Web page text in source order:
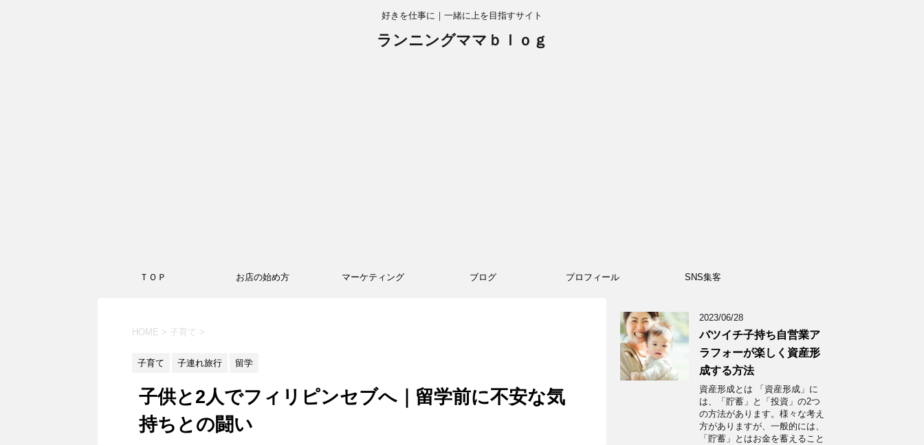
好きを仕事に｜一緒に上を目指すサイト
ランニングママｂｌｏｇ
ＴＯＰ お店の始め方 マーケティング ブログ プロフィール SNS集客
HOME > 子育て >
子育て 子連れ旅行 留学
子供と2人でフィリピンセブへ｜留学前に不安な気
持ちとの闘い
2023/06/28
バツイチ子持ち自営業ア
ラフォーが楽しく資産形
成する方法
資産形成とは 「資産形成」に
は、「貯蓄」と「投資」の2つ
の方法があります。様々な考え
方がありますが、一般的には、
「貯蓄」とはお金を蓄えること